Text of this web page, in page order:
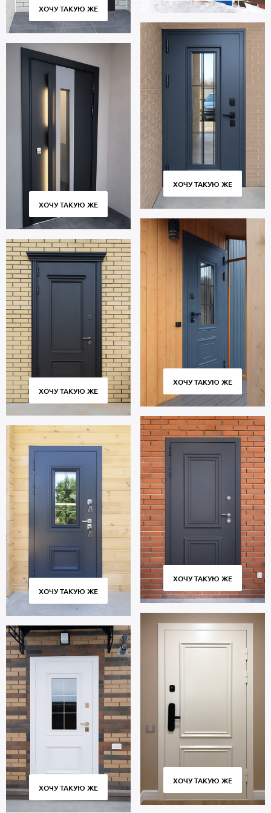
контроль за точным соответствием размеров гарантируют
плотное прилегание створки к коробке без провисания и щелей.
Цена указана за стандартный размер 2000х800 мм. Гарантия 5
Позвоните в отдел продаж или оставьте заявку на сайте, чтобы
заказать дверь по индивидуальным размерам. Бесплатный
вызов замерщика. Изготовление от 2 дн. Бережная доставка
собственным транспортом, профессиональный монтаж.
ХОЧУ ТАКУЮ ЖЕ
ХОЧУ ТАКУЮ ЖЕ
ХОЧУ ТАКУЮ ЖЕ
ХОЧУ ТАКУЮ ЖЕ
ХОЧУ ТАКУЮ ЖЕ
ХОЧУ ТАКУЮ ЖЕ
ХОЧУ ТАКУЮ ЖЕ
ХОЧУ ТАКУЮ ЖЕ
ХОЧУ ТАКУЮ ЖЕ